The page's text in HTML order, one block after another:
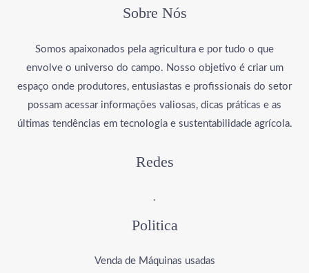
Sobre Nós
Somos apaixonados pela agricultura e por tudo o que
envolve o universo do campo. Nosso objetivo é criar um
espaço onde produtores, entusiastas e profissionais do setor
possam acessar informações valiosas, dicas práticas e as
últimas tendências em tecnologia e sustentabilidade agrícola.
Redes
.
Politica
Venda de Máquinas usadas